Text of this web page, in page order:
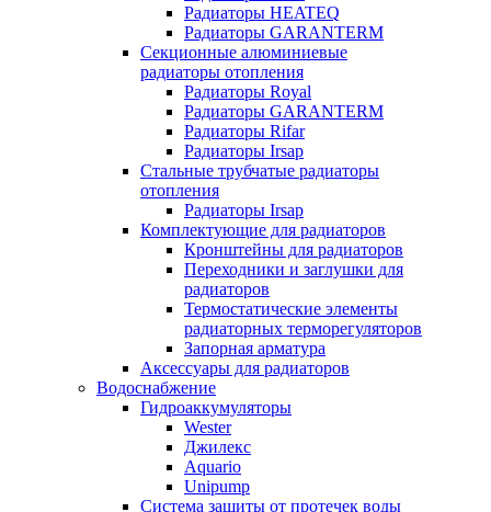
Радиаторы HEATEQ
Радиаторы GARANTERM
Секционные алюминиевые
радиаторы отопления
Радиаторы Royal
Радиаторы GARANTERM
Радиаторы Rifar
Радиаторы Irsap
Стальные трубчатые радиаторы
отопления
Радиаторы Irsap
Комплектующие для радиаторов
Кронштейны для радиаторов
Переходники и заглушки для
радиаторов
Термостатические элементы
радиаторных терморегуляторов
Запорная арматура
Аксессуары для радиаторов
Водоснабжение
Гидроаккумуляторы
Wester
Джилекс
Aquario
Unipump
Система защиты от протечек воды